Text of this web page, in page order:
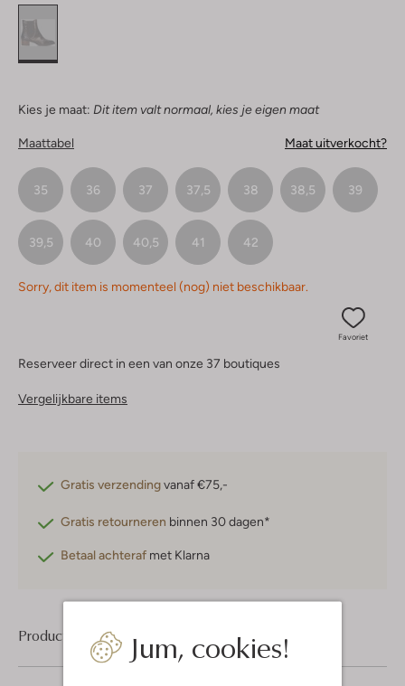
Jum, cookies!
Kies je maat: Dit item valt normaal, kies je eigen maat
Maattabel Maat uitverkocht?
35 36 37 37,5 38 38,5 39
39,5 40 40,5 41 42
Sorry, dit item is momenteel (nog) niet beschikbaar.
Favoriet
Reserveer direct in een van onze 37 boutiques
Vergelijkbare items
Gratis verzendingvanaf €75,-
Gratis retourneren binnen 30 dagen*
Betaal achteraf met Klarna
Product informatie